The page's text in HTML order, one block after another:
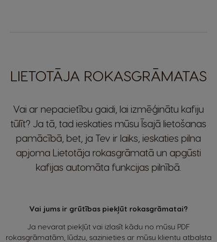
LIETOTĀJA ROKASGRĀMATAS
Vai ar nepacietību gaidi, lai izmēģinātu kafiju
tūlīt? Ja tā, tad ieskaties mūsu Īsajā lietošanas
pamācībā, bet, ja Tev ir laiks, ieskaties pilna
apjoma Lietotāja rokasgrāmatā un apgūsti
kafijas automāta funkcijas pilnībā.
Vai jums ir grūtības piekļūt rokasgrāmatai?
Ja nevarat piekļūt vai izlasīt kādu no mūsu PDF
rokasgrāmatām, lūdzu, sazinieties ar mūsu klientu atbalsta